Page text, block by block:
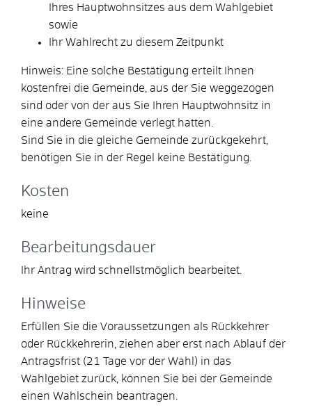
Ihres Hauptwohnsitzes aus dem Wahlgebiet
sowie
Ihr Wahlrecht zu diesem Zeitpunkt
Hinweis: Eine solche Bestätigung erteilt Ihnen
kostenfrei die Gemeinde, aus der Sie weggezogen
sind oder von der aus Sie Ihren Hauptwohnsitz in
eine andere Gemeinde verlegt hatten.
Sind Sie in die gleiche Gemeinde zurückgekehrt,
benötigen Sie in der Regel keine Bestätigung.
Kosten
keine
Bearbeitungsdauer
Ihr Antrag wird schnellstmöglich bearbeitet.
Hinweise
Erfüllen Sie die Voraussetzungen als Rückkehrer
oder Rückkehrerin, ziehen aber erst nach Ablauf der
Antragsfrist (21 Tage vor der Wahl) in das
Wahlgebiet zurück, können Sie bei der Gemeinde
einen Wahlschein beantragen.